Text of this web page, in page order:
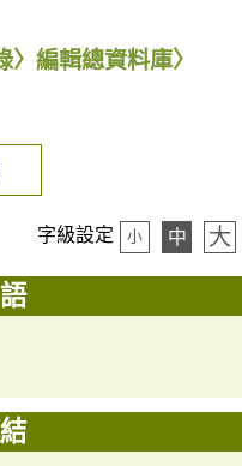
編輯總資料庫〉
字級設定 小 中 大